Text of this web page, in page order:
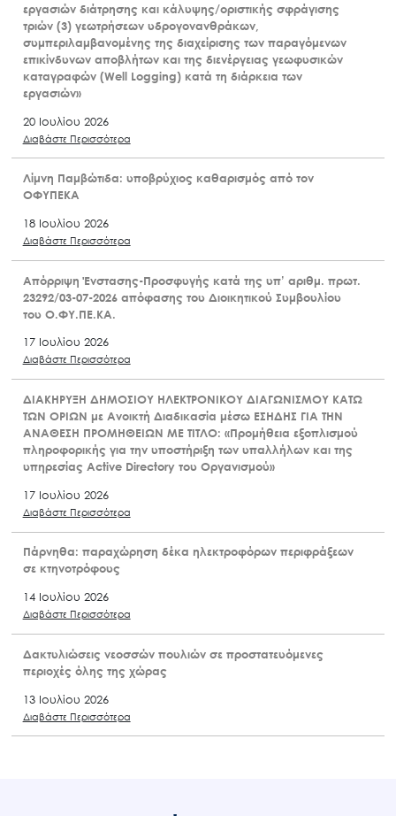
εργασιών διάτρησης και κάλυψης/οριστικής σφράγισης
τριών (3) γεωτρήσεων υδρογονανθράκων,
συμπεριλαμβανομένης της διαχείρισης των παραγόμενων
επικίνδυνων αποβλήτων και της διενέργειας γεωφυσικών
καταγραφών (Well Logging) κατά τη διάρκεια των
εργασιών»
20 Ιουλίου 2026
Διαβάστε Περισσότερα
Λίμνη Παμβώτιδα: υποβρύχιος καθαρισμός από τον
ΟΦΥΠΕΚΑ
18 Ιουλίου 2026
Διαβάστε Περισσότερα
Απόρριψη Ένστασης-Προσφυγής κατά της υπ’ αριθμ. πρωτ.
23292/03-07-2026 απόφασης του Διοικητικού Συμβουλίου
του Ο.ΦΥ.ΠΕ.ΚΑ.
17 Ιουλίου 2026
Διαβάστε Περισσότερα
ΔΙΑΚΗΡΥΞΗ ΔΗΜΟΣΙΟΥ ΗΛΕΚΤΡΟΝΙΚΟΥ ΔΙΑΓΩΝΙΣΜΟΥ ΚΑΤΩ
ΤΩΝ ΟΡΙΩΝ με Ανοικτή Διαδικασία μέσω ΕΣΗΔΗΣ ΓΙΑ ΤΗΝ
ΑΝΑΘΕΣΗ ΠΡΟΜΗΘΕΙΩΝ ΜΕ ΤΙΤΛΟ: «Προμήθεια εξοπλισμού
πληροφορικής για την υποστήριξη των υπαλλήλων και της
υπηρεσίας Active Directory του Οργανισμού»
17 Ιουλίου 2026
Διαβάστε Περισσότερα
Πάρνηθα: παραχώρηση δέκα ηλεκτροφόρων περιφράξεων
σε κτηνοτρόφους
14 Ιουλίου 2026
Διαβάστε Περισσότερα
Δακτυλιώσεις νεοσσών πουλιών σε προστατευόμενες
περιοχές όλης της χώρας
13 Ιουλίου 2026
Διαβάστε Περισσότερα